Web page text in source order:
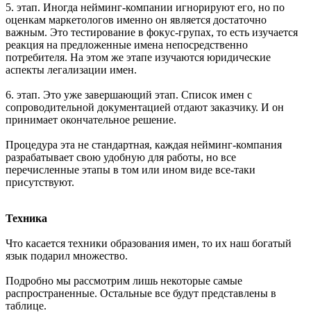
5. этап. Иногда нейминг-компании игнорируют его, но по
оценкам маркетологов именно он является достаточно
важным. Это тестирование в фокус-групах, то есть изучается
реакция на предложенные имена непосредственно
потребителя. На этом же этапе изучаются юридические
аспекты легализации имен.
6. этап. Это уже завершающий этап. Список имен с
сопроводительной документацией отдают заказчику. И он
принимает окончательное решение.
Процедура эта не стандартная, каждая нейминг-компания
разрабатывает свою удобную для работы, но все
перечисленные этапы в том или ином виде все-таки
присутствуют.
Техника
Что касается техники образования имен, то их наш богатый
язык подарил множество.
Подробно мы рассмотрим лишь некоторые самые
распространенные. Остальные все будут представлены в
таблице.